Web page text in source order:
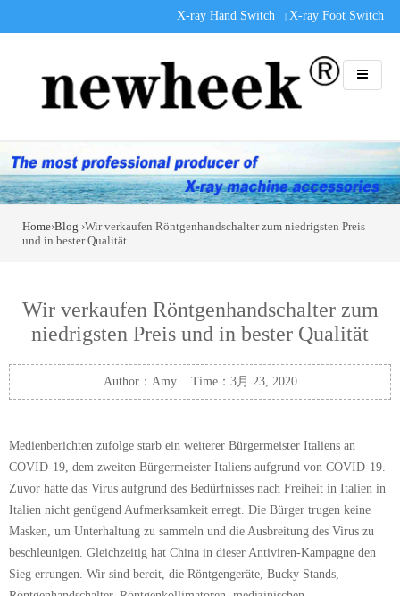
X-ray Hand Switch | X-ray Foot Switch
Home›Blog ›Wir verkaufen Röntgenhandschalter zum niedrigsten Preis
und in bester Qualität
Wir verkaufen Röntgenhandschalter zum
niedrigsten Preis und in bester Qualität
Author：Amy Time：3月 23, 2020
Medienberichten zufolge starb ein weiterer Bürgermeister Italiens an
COVID-19, dem zweiten Bürgermeister Italiens aufgrund von COVID-19.
Zuvor hatte das Virus aufgrund des Bedürfnisses nach Freiheit in Italien in
Italien nicht genügend Aufmerksamkeit erregt. Die Bürger trugen keine
Masken, um Unterhaltung zu sammeln und die Ausbreitung des Virus zu
beschleunigen. Gleichzeitig hat China in dieser Antiviren-Kampagne den
Sieg errungen. Wir sind bereit, die Röntgengeräte, Bucky Stands,